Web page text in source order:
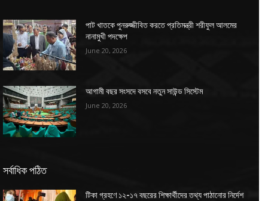
পাট খাতকে পুনরুজ্জীবিত করতে প্রতিমন্ত্রী শরীফুল আলমের
নানামুখী পদক্ষেপ
June 20, 2026
আগামী বছর সংসদে বসবে নতুন সাউন্ড সিস্টেম
June 20, 2026
সর্বাধিক পঠিত
টিকা গ্রহণে ১২-১৭ বছরের শিক্ষার্থীদের তথ্য পাঠানোর নির্দেশ